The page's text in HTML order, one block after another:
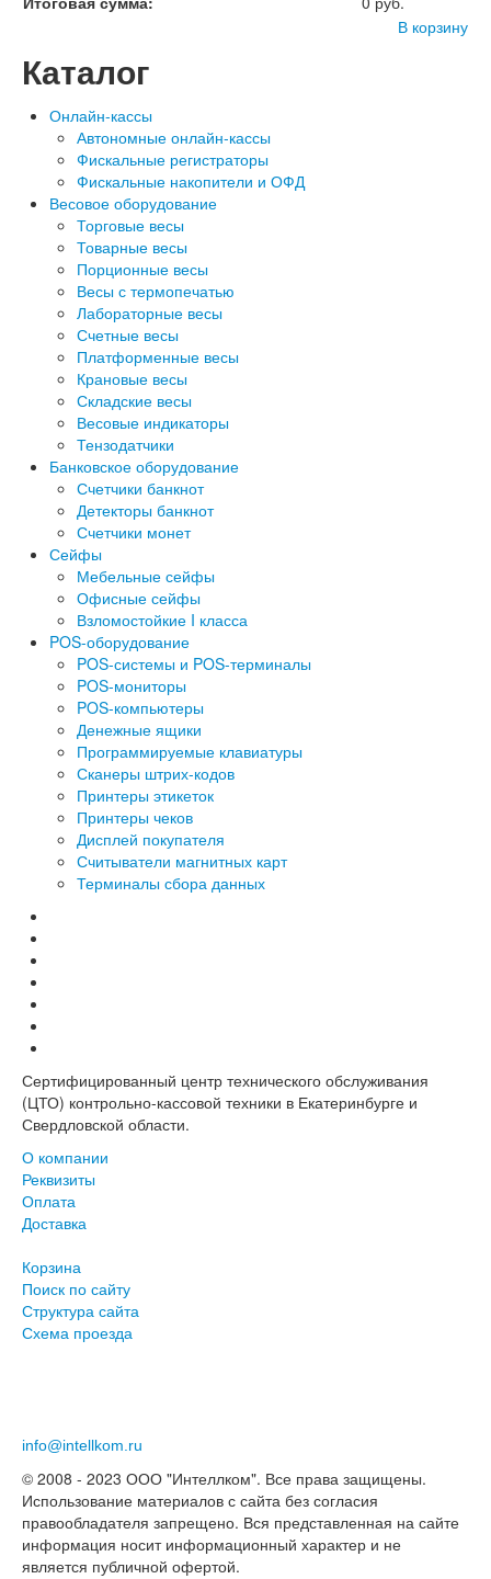
В корзину
Каталог
Онлайн-кассы
Автономные онлайн-кассы
Фискальные регистраторы
Фискальные накопители и ОФД
Весовое оборудование
Торговые весы
Товарные весы
Порционные весы
Весы с термопечатью
Лабораторные весы
Счетные весы
Платформенные весы
Крановые весы
Складские весы
Весовые индикаторы
Тензодатчики
Банковское оборудование
Счетчики банкнот
Детекторы банкнот
Счетчики монет
Сейфы
Мебельные сейфы
Офисные сейфы
Взломостойкие I класса
POS-оборудование
POS-системы и POS-терминалы
POS-мониторы
POS-компьютеры
Денежные ящики
Программируемые клавиатуры
Сканеры штрих-кодов
Принтеры этикеток
Принтеры чеков
Дисплей покупателя
Считыватели магнитных карт
Терминалы сбора данных
Сертифицированный центр технического обслуживания
(ЦТО) контрольно-кассовой техники в Екатеринбурге и
Свердловской области.
О компании
Реквизиты
Оплата
Доставка
Корзина
Поиск по сайту
Структура сайта
Схема проезда
info@intellkom.ru
© 2008 - 2023 ООО "Интеллком". Все права защищены.
Использование материалов с сайта без согласия
правообладателя запрещено. Вся представленная на сайте
информация носит информационный характер и не
является публичной офертой.